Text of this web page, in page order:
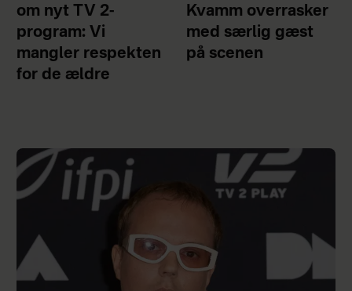
om nyt TV 2-
program: Vi
mangler respekten
for de ældre
Kvamm overrasker
med særlig gæst
på scenen